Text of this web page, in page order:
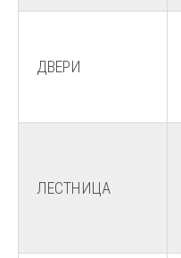
ДВЕРИ
ЛЕСТНИЦА